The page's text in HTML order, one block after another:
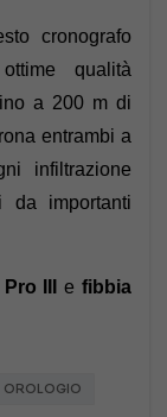
cronografo
qualità
a 200 m di
entrambi a
infiltrazione
da importanti
III efibbia
OROLOGIO